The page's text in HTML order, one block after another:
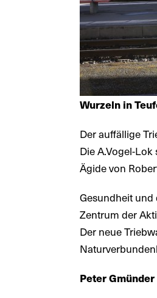
Wurzeln in
Der auffällige
Die A.Vogel-
Ägide von
Gesundheit
Zentrum der
Der neue
Peter